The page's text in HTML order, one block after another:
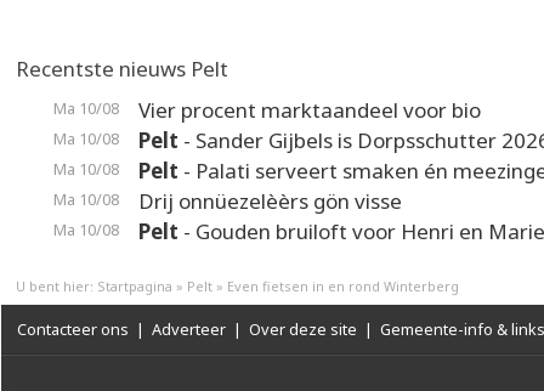
Recentste nieuws Pelt
Ma 10/08 Vier procent marktaandeel voor bio
Ma 10/08 Pelt - Sander Gijbels is Dorpsschutter
Ma 10/08 Pelt - Palati serveert smaken én
Ma 10/08 Drij onnüezelèèrs gön visse
Ma 10/08 Pelt - Gouden bruiloft voor Henri en
U bent hier: Startpagina » Pelt » Even fietsen in en rond Winterberg
Contacteer ons | Adverteer | Over deze site | Gemeente-info & links